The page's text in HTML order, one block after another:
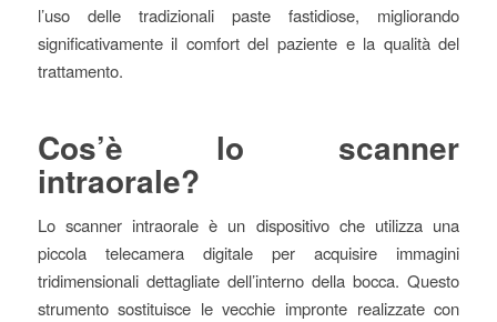
l’uso delle tradizionali paste fastidiose, migliorando
significativamente il comfort del paziente e la qualità del
trattamento.
Cos’è lo scanner
intraorale?
Lo scanner intraorale è un dispositivo che utilizza una
piccola telecamera digitale per acquisire immagini
tridimensionali dettagliate dell’interno della bocca. Questo
strumento sostituisce le vecchie impronte realizzate con